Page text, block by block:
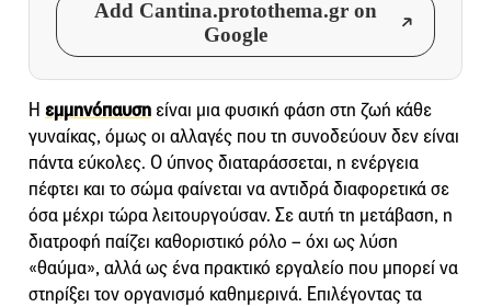
Add Cantina.protothema.gr on
Google
Η εμμηνόπαυση είναι μια φυσική φάση στη ζωή κάθε
γυναίκας, όμως οι αλλαγές που τη συνοδεύουν δεν είναι
πάντα εύκολες. Ο ύπνος διαταράσσεται, η ενέργεια
πέφτει και το σώμα φαίνεται να αντιδρά διαφορετικά σε
όσα μέχρι τώρα λειτουργούσαν. Σε αυτή τη μετάβαση, η
διατροφή παίζει καθοριστικό ρόλο – όχι ως λύση
«θαύμα», αλλά ως ένα πρακτικό εργαλείο που μπορεί να
στηρίξει τον οργανισμό καθημερινά. Επιλέγοντας τα